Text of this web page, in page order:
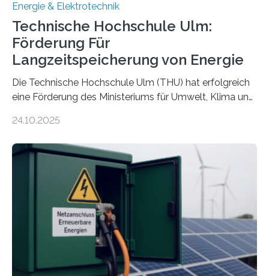
Energie & Elektrotechnik
Technische Hochschule Ulm:
Förderung Für
Langzeitspeicherung von Energie
Die Technische Hochschule Ulm (THU) hat erfolgreich
eine Förderung des Ministeriums für Umwelt, Klima und
Forschungsprojekt „LAGER – Langzeitspeicherung in
Quartieren“ eingeworben. Ziel des Projekts ist die
Entwicklung, Erprobung und Demonstration von
Konzepten zur langfristigen Energiespeicherung in
sektorübergreifend vernetzten Energiesystemen. Das
Projekt startete am 15. Oktober 2025, hat eine Laufzeit
von drei Jahren und ein Gesamtvolumen von rund 2,9
Millionen Euro, wovon 2,6 Millionen Euro durch das
Ministerium für Umwelt, Klima und…
24.10.2025